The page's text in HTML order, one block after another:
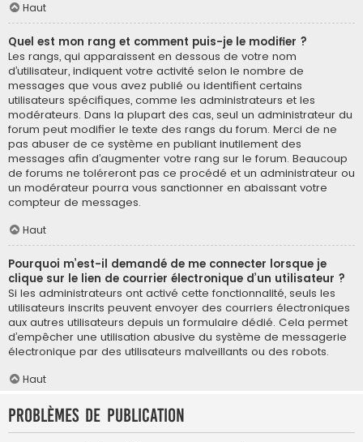
Haut
Quel est mon rang et comment puis-je le modifier ?
Les rangs, qui apparaissent en dessous de votre nom
d’utilisateur, indiquent votre activité selon le nombre de
messages que vous avez publié ou identifient certains
utilisateurs spécifiques, comme les administrateurs et les
modérateurs. Dans la plupart des cas, seul un administrateur du
forum peut modifier le texte des rangs du forum. Merci de ne
pas abuser de ce système en publiant inutilement des
messages afin d’augmenter votre rang sur le forum. Beaucoup
de forums ne toléreront pas ce procédé et un administrateur ou
un modérateur pourra vous sanctionner en abaissant votre
compteur de messages.
Haut
Pourquoi m’est-il demandé de me connecter lorsque je
clique sur le lien de courrier électronique d’un utilisateur ?
Si les administrateurs ont activé cette fonctionnalité, seuls les
utilisateurs inscrits peuvent envoyer des courriers électroniques
aux autres utilisateurs depuis un formulaire dédié. Cela permet
d’empêcher une utilisation abusive du système de messagerie
électronique par des utilisateurs malveillants ou des robots.
Haut
Problèmes de publication